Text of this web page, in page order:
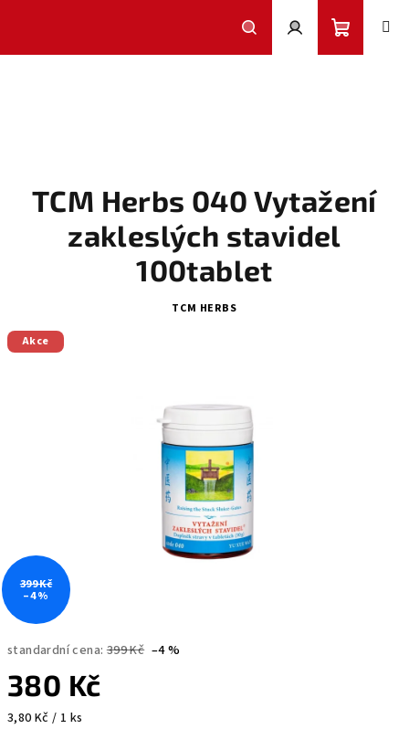
Hledat PřihlášeníNákupní
standardní cena: 399 Kč –4 %
380 Kč
Měrná
3,80 Kč / 1 ks
TCM Herbs 040 Vytažení
zakleslých stavidel
100tablet
TCM HERBS
Akce
399 Kč
–4 %